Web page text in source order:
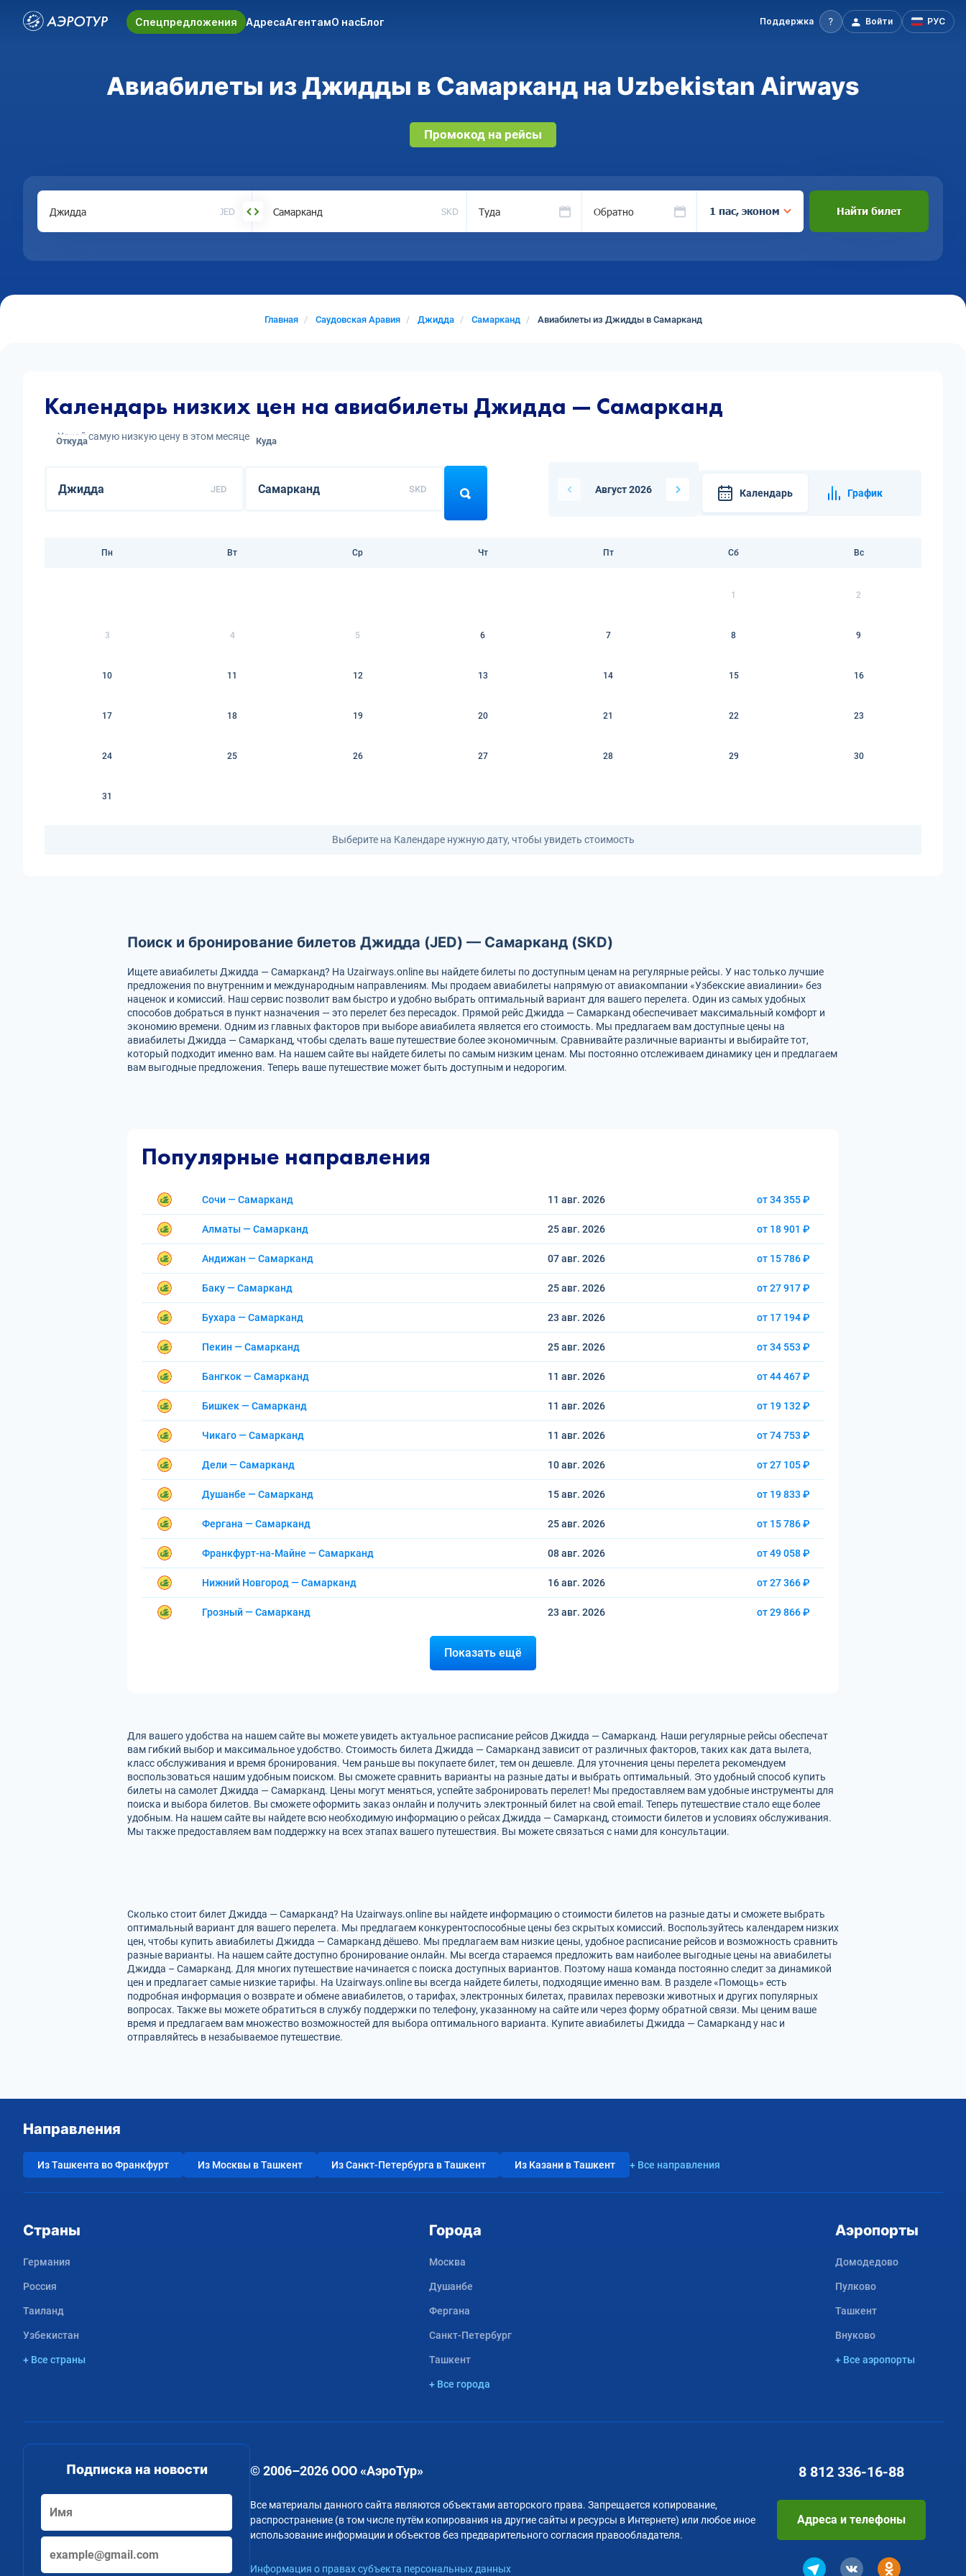
Спецпредложения АдресаАгентамО насБлог Поддержка Войти РУС
Авиабилеты из Джидды в Самарканд на Uzbekistan Airways
Промокод на рейсы
JED SKD Туда Обратно 1 пас, эконом Найти билет
Главная Саудовская Аравия Джидда Самарканд Авиабилеты из Джидды в Самарканд
Календарь низких цен на авиабилеты Джидда — Самарканд
Узнай самую низкую цену в этом месяце
Откуда
JED
Куда
SKD Август 2026 Календарь График
Пн Вт Ср Чт Пт Сб Вс
1 2
3 4 5 6 7 8 9
10 11 12 13 14 15 16
17 18 19 20 21 22 23
24 25 26 27 28 29 30
31
Выберите на Календаре нужную дату, чтобы увидеть стоимость
Поиск и бронирование билетов Джидда (JED) — Самарканд (SKD)
Ищете авиабилеты Джидда — Самарканд? На Uzairways.online вы найдете билеты по доступным ценам на регулярные рейсы. У нас только лучшие
предложения по внутренним и международным направлениям. Мы продаем авиабилеты напрямую от авиакомпании «Узбекские авиалинии» без
наценок и комиссий. Наш сервис позволит вам быстро и удобно выбрать оптимальный вариант для вашего перелета. Один из самых удобных
способов добраться в пункт назначения — это перелет без пересадок. Прямой рейс Джидда — Самарканд обеспечивает максимальный комфорт и
экономию времени. Одним из главных факторов при выборе авиабилета является его стоимость. Мы предлагаем вам доступные цены на
авиабилеты Джидда — Самарканд, чтобы сделать ваше путешествие более экономичным. Сравнивайте различные варианты и выбирайте тот,
который подходит именно вам. На нашем сайте вы найдете билеты по самым низким ценам. Мы постоянно отслеживаем динамику цен и предлагаем
вам выгодные предложения. Теперь ваше путешествие может быть доступным и недорогим.
Популярные направления
Сочи — Самарканд 11 авг. 2026 от 34 355 ₽
Алматы — Самарканд 25 авг. 2026 от 18 901 ₽
Андижан — Самарканд 07 авг. 2026 от 15 786 ₽
Баку — Самарканд 25 авг. 2026 от 27 917 ₽
Бухара — Самарканд 23 авг. 2026 от 17 194 ₽
Пекин — Самарканд 25 авг. 2026 от 34 553 ₽
Бангкок — Самарканд 11 авг. 2026 от 44 467 ₽
Бишкек — Самарканд 11 авг. 2026 от 19 132 ₽
Чикаго — Самарканд 11 авг. 2026 от 74 753 ₽
Дели — Самарканд 10 авг. 2026 от 27 105 ₽
Душанбе — Самарканд 15 авг. 2026 от 19 833 ₽
Фергана — Самарканд 25 авг. 2026 от 15 786 ₽
Франкфурт-на-Майне — Самарканд 08 авг. 2026 от 49 058 ₽
Нижний Новгород — Самарканд 16 авг. 2026 от 27 366 ₽
Грозный — Самарканд 23 авг. 2026 от 29 866 ₽
Показать ещё
Для вашего удобства на нашем сайте вы можете увидеть актуальное расписание рейсов Джидда — Самарканд. Наши регулярные рейсы обеспечат
вам гибкий выбор и максимальное удобство. Стоимость билета Джидда — Самарканд зависит от различных факторов, таких как дата вылета,
класс обслуживания и время бронирования. Чем раньше вы покупаете билет, тем он дешевле. Для уточнения цены перелета рекомендуем
воспользоваться нашим удобным поиском. Вы сможете сравнить варианты на разные даты и выбрать оптимальный. Это удобный способ купить
билеты на самолет Джидда — Самарканд. Цены могут меняться, успейте забронировать перелет! Мы предоставляем вам удобные инструменты для
поиска и выбора билетов. Вы сможете оформить заказ онлайн и получить электронный билет на свой email. Теперь путешествие стало еще более
удобным. На нашем сайте вы найдете всю необходимую информацию о рейсах Джидда — Самарканд, стоимости билетов и условиях обслуживания.
Мы также предоставляем вам поддержку на всех этапах вашего путешествия. Вы можете связаться с нами для консультации.
Сколько стоит билет Джидда — Самарканд? На Uzairways.online вы найдете информацию о стоимости билетов на разные даты и сможете выбрать
оптимальный вариант для вашего перелета. Мы предлагаем конкурентоспособные цены без скрытых комиссий. Воспользуйтесь календарем низких
цен, чтобы купить авиабилеты Джидда — Самарканд дёшево. Мы предлагаем вам низкие цены, удобное расписание рейсов и возможность сравнить
разные варианты. На нашем сайте доступно бронирование онлайн. Мы всегда стараемся предложить вам наиболее выгодные цены на авиабилеты
Джидда – Самарканд. Для многих путешествие начинается с поиска доступных вариантов. Поэтому наша команда постоянно следит за динамикой
цен и предлагает самые низкие тарифы. На Uzairways.online вы всегда найдете билеты, подходящие именно вам. В разделе «Помощь» есть
подробная информация о возврате и обмене авиабилетов, о тарифах, электронных билетах, правилах перевозки животных и других популярных
вопросах. Также вы можете обратиться в службу поддержки по телефону, указанному на сайте или через форму обратной связи. Мы ценим ваше
время и предлагаем вам множество возможностей для выбора оптимального варианта. Купите авиабилеты Джидда — Самарканд у нас и
отправляйтесь в незабываемое путешествие.
Направления
Из Ташкента во Франкфурт Из Москвы в Ташкент Из Санкт-Петербурга в Ташкент Из Казани в Ташкент + Все направления
Страны
Германия
Россия
Таиланд
Узбекистан
+ Все страны
Города
Москва
Душанбе
Фергана
Санкт-Петербург
Ташкент
+ Все города
Аэропорты
Домодедово
Пулково
Ташкент
Внуково
+ Все аэропорты
Подписка на новости © 2006–2026 ООО «АэроТур»
Все материалы данного сайта являются объектами авторского права. Запрещается копирование,
распространение (в том числе путём копирования на другие сайты и ресурсы в Интернете) или любое иное
использование информации и объектов без предварительного согласия правообладателя.
Информация о правах субъекта персональных данных
8 812 336-16-88
Адреса и телефоны